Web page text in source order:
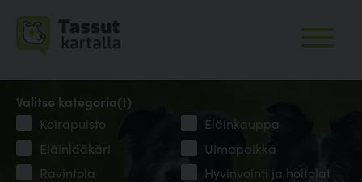
Valitse kategoria(t)
Koirapuisto
Eläinkauppa
Eläinlääkäri
Uimapaikka
Ravintola
Hyvinvointi ja hoitolat